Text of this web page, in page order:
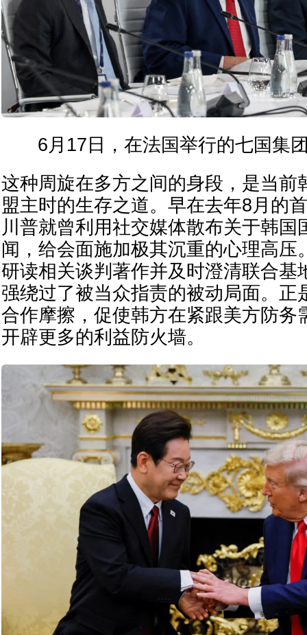
6月17日，在法国举行的七国集
这种周旋在多方之间的身段，是当前
盟主时的生存之道。早在去年8月的
川普就曾利用社交媒体散布关于韩国
闻，给会面施加极其沉重的心理高压
研读相关谈判著作并及时澄清联合基
强绕过了被当众指责的被动局面。正
合作摩擦，促使韩方在紧跟美方防务
开辟更多的利益防火墙。